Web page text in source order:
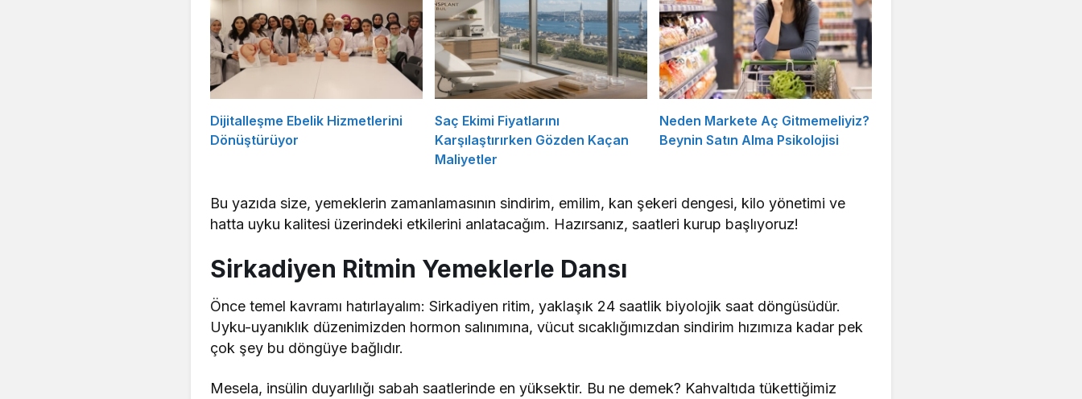
Dijitalleşme Ebelik Hizmetlerini
Dönüştürüyor
Saç Ekimi Fiyatlarını
Karşılaştırırken Gözden Kaçan
Maliyetler
Neden Markete Aç Gitmemeliyiz?
Beynin Satın Alma Psikolojisi
Bu yazıda size, yemeklerin zamanlamasının sindirim, emilim, kan şekeri dengesi, kilo yönetimi ve
hatta uyku kalitesi üzerindeki etkilerini anlatacağım. Hazırsanız, saatleri kurup başlıyoruz!
Sirkadiyen Ritmin Yemeklerle Dansı
Önce temel kavramı hatırlayalım: Sirkadiyen ritim, yaklaşık 24 saatlik biyolojik saat döngüsüdür.
Uyku-uyanıklık düzenimizden hormon salınımına, vücut sıcaklığımızdan sindirim hızımıza kadar pek
çok şey bu döngüye bağlıdır.
Mesela, insülin duyarlılığı sabah saatlerinde en yüksektir. Bu ne demek? Kahvaltıda tükettiğimiz